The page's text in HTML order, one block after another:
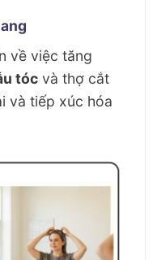
về việc tăng
tóc và thợ cắt
và tiếp xúc hóa